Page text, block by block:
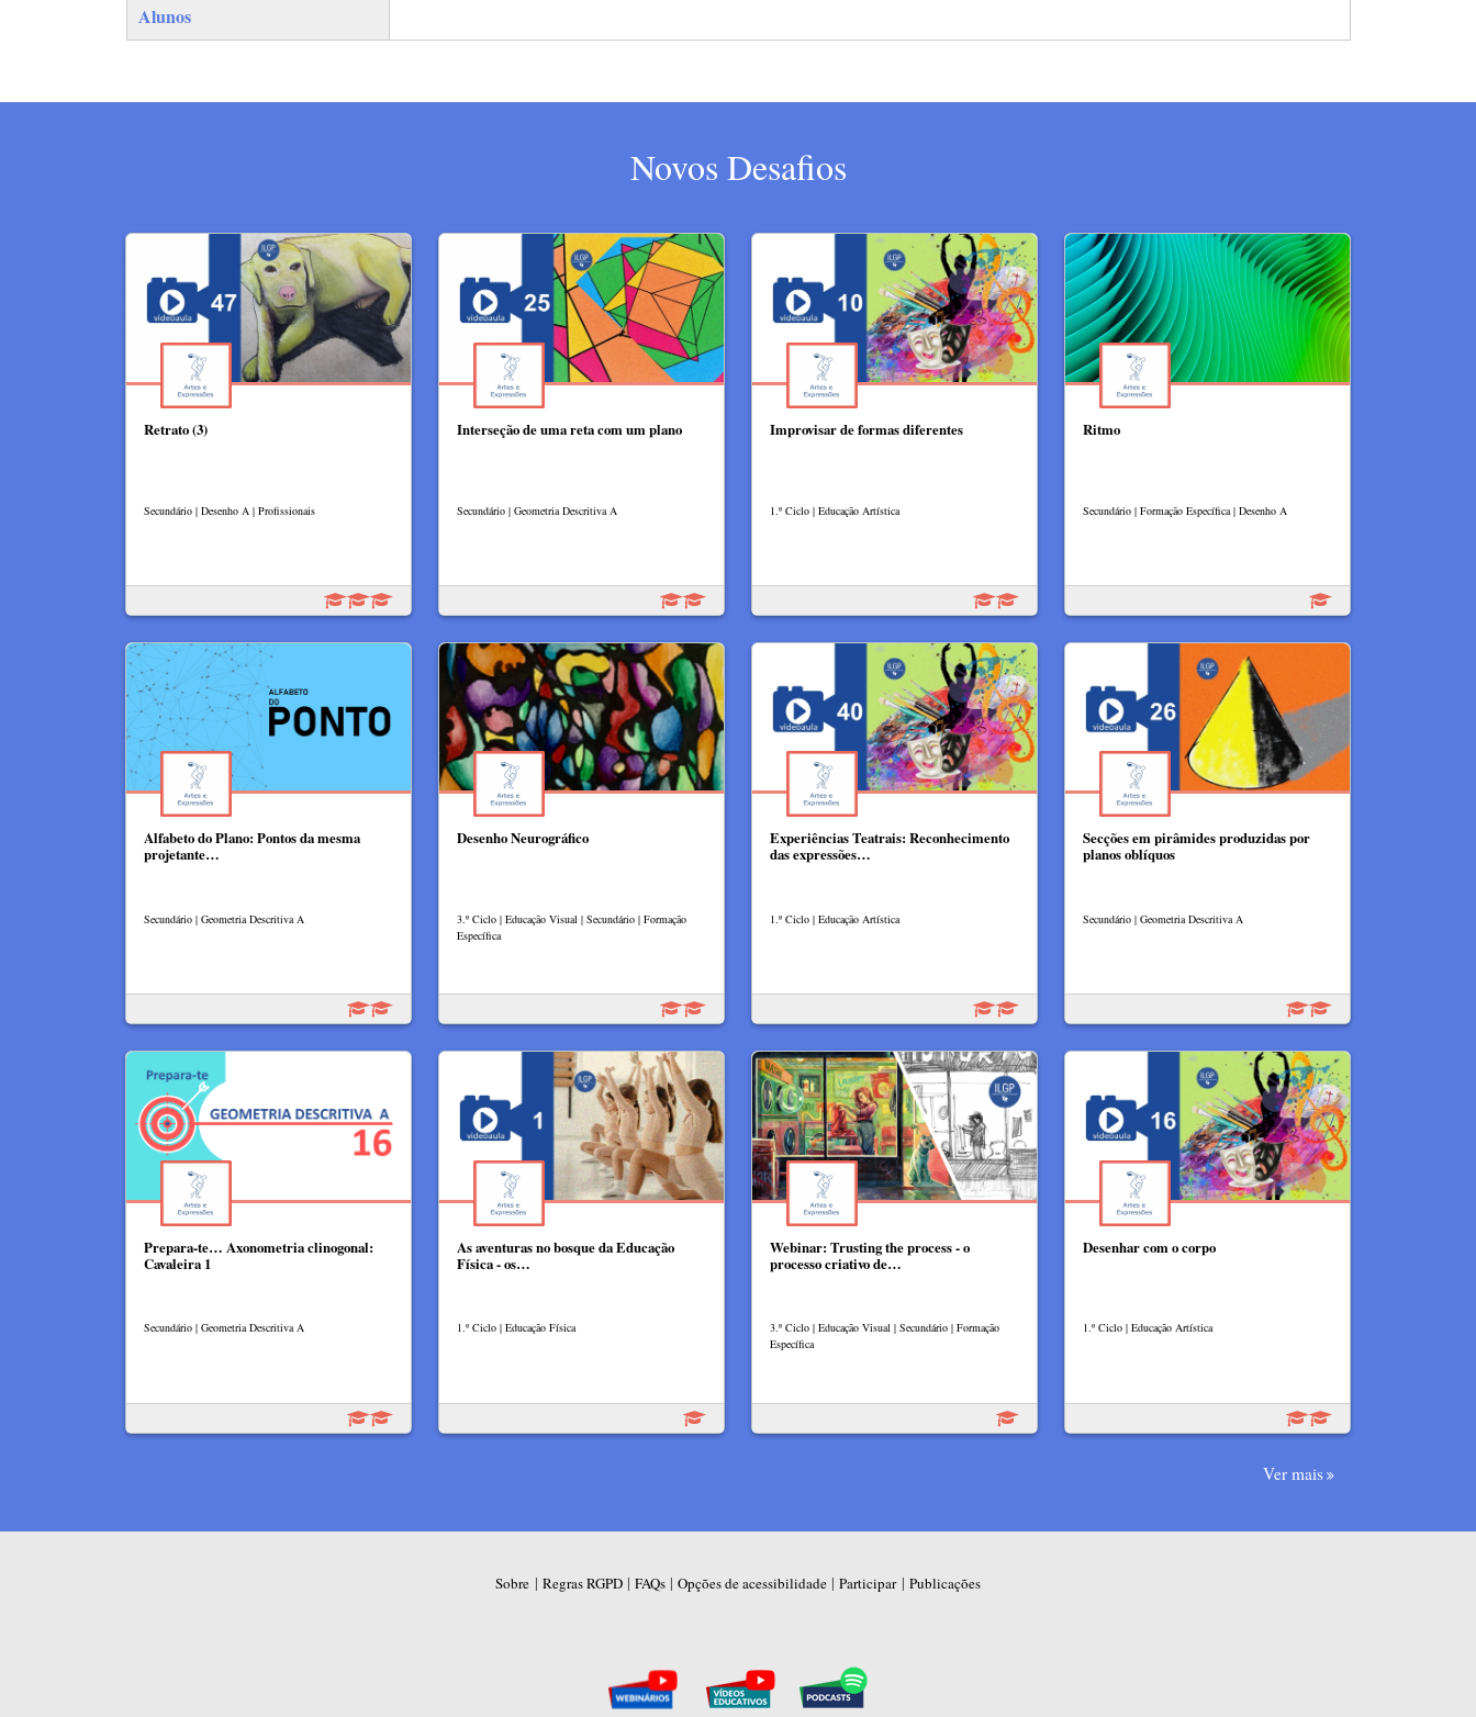
Alunos
Novos Desafios
Retrato (3)
Secundário | Desenho A | Profissionais
Interseção de uma reta com um plano
Secundário | Geometria Descritiva A
Improvisar de formas diferentes
1.º Ciclo | Educação Artística
Ritmo
Secundário | Formação Específica | Desenho A
Alfabeto do Plano: Pontos da mesma
projetante…
Secundário | Geometria Descritiva A
Desenho Neurográfico
3.º Ciclo | Educação Visual | Secundário | Formação
Específica
Experiências Teatrais: Reconhecimento
das expressões…
1.º Ciclo | Educação Artística
Secções em pirâmides produzidas por
planos oblíquos
Secundário | Geometria Descritiva A
Prepara-te… Axonometria clinogonal:
Cavaleira 1
Secundário | Geometria Descritiva A
As aventuras no bosque da Educação
Física - os…
1.º Ciclo | Educação Física
Webinar: Trusting the process - o
processo criativo de…
3.º Ciclo | Educação Visual | Secundário | Formação
Específica
Desenhar com o corpo
1.º Ciclo | Educação Artística
Ver mais
Sobre | Regras RGPD | FAQs | Opções de acessibilidade | Participar| Publicações